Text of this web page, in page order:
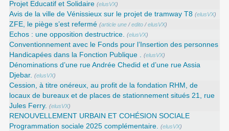
Projet Educatif et Solidaire (elusVX)
Avis de la ville de Vénissieux sur le projet de tramway T8 (elusVX)
ZFE, le piège s’est refermé (article une /edito /elusVX)
Echos : une opposition destructrice. (elusVX)
Conventionnement avec le Fonds pour l’Insertion des personnes
Handicapées dans la Fonction Publique . (elusVX)
Dénominations d’une rue Andrée Chedid et d’une rue Assia
Djebar. (elusVX)
Cession, à titre onéreux, au profit de la fondation RHM, de
locaux de bureaux et de places de stationnement situés 21, rue
Jules Ferry. (elusVX)
RENOUVELLEMENT URBAIN ET COHÉSION SOCIALE
Programmation sociale 2025 complémentaire. (elusVX)